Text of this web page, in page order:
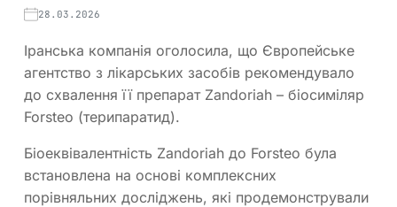
28.03.2026
Іранська компанія оголосила, що Європейське
агентство з лікарських засобів рекомендувало
до схвалення її препарат Zandoriah – біосиміляр
Forsteo (терипаратид).
Біоеквівалентність Zandoriah до Forsteo була
встановлена на основі комплексних
порівняльних досліджень, які продемонстрували